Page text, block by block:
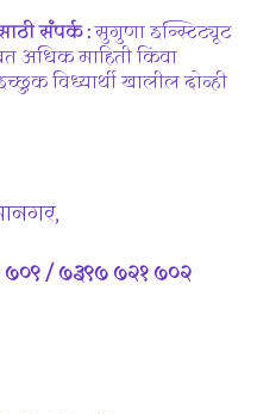
संपर्क :सुगुणा इन्स्टिट्यूट
अधिक माहिती किंवा
विध्यार्थी खालील दोन्ही
/ ७३९७ ७२१ ७०२